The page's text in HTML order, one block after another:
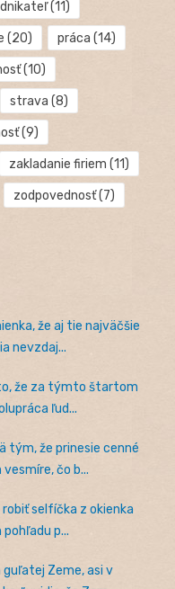
(11)
(20) práca (14)
(10)
strava (8)
(9)
zakladanie firiem (11)
zodpovednosť(7)
že aj tie najväčšie
nevzdaj...
že za týmto štartom
ľud...
tým, že prinesie cenné
čo b...
selfíčka z okienka
p...
guľatej Zeme, asi v